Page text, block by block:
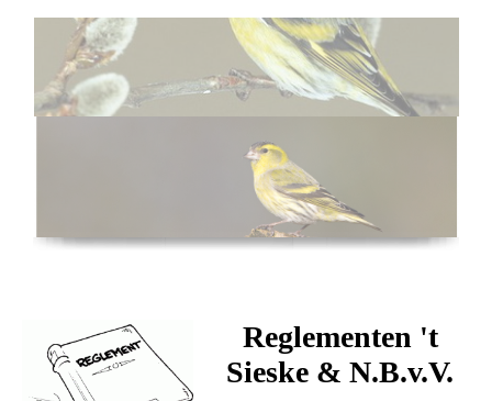
Reglementen 't
Sieske & N.B.v.V.